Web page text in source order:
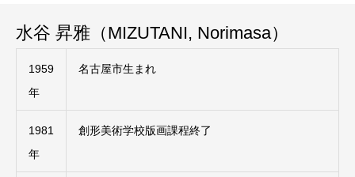
水谷 昇雅（MIZUTANI, Norimasa）
1959
年
名古屋市生まれ
1981
年
創形美術学校版画課程終了